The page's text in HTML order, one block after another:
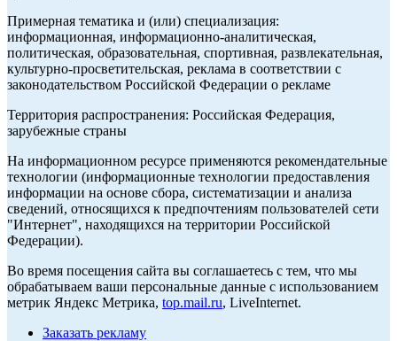
Примерная тематика и (или) специализация:
информационная, информационно-аналитическая,
политическая, образовательная, спортивная, развлекательная,
культурно-просветительская, реклама в соответствии с
законодательством Российской Федерации о рекламе
Территория распространения: Российская Федерация,
зарубежные страны
На информационном ресурсе применяются рекомендательные
технологии (информационные технологии предоставления
информации на основе сбора, систематизации и анализа
сведений, относящихся к предпочтениям пользователей сети
"Интернет", находящихся на территории Российской
Федерации).
Во время посещения сайта вы соглашаетесь с тем, что мы
обрабатываем ваши персональные данные с использованием
метрик Яндекс Метрика, top.mail.ru, LiveInternet.
Заказать рекламу